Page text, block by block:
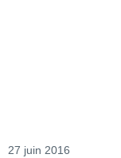
27 juin 2016